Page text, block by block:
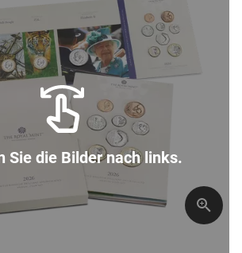
Sie die Bilder nach links.